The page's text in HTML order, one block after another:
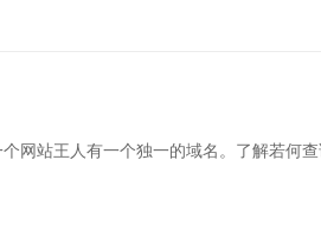
网站王人有一个独一的域名。了解若